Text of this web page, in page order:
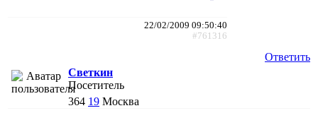
22/02/2009 09:50:40
#761316
Ответить
Светкин
Посетитель
364 19 Москва